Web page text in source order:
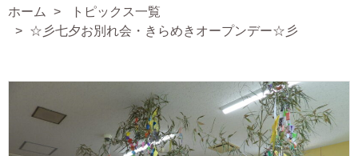
ホーム
トピックス一覧
☆彡七夕お別れ会・きらめきオープンデー☆彡